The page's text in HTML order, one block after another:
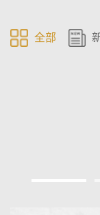
全部